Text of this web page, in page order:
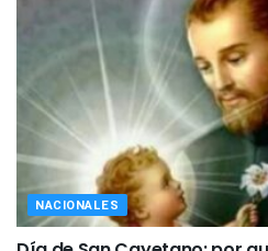
NACIONALES